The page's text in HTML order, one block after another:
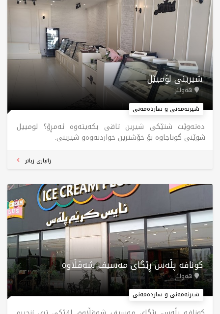
شیرینی لۆمیێل
هەولێر
شیرنەمەنی و ساردەمەنی
دەتەوێت شتێكی شیرین تاقی بكەیتەوە ئەمڕۆ؟ لومییل
شوێنی گوناجاوە بۆ خۆشترین خواردنەوەو شیرینی.
زانیاری زیاتر
کونافە پڵەس ڕێگای مەسیف شەقڵاوە
هەولێر
شیرنەمەنی و ساردەمەنی